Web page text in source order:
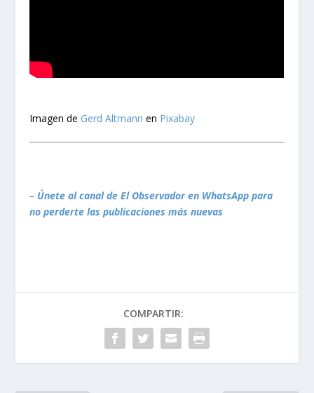
Imagen de Gerd Altmann en Pixabay
– Únete al canal de El Observador en WhatsApp para
no perderte las publicaciones más nuevas
COMPARTIR: